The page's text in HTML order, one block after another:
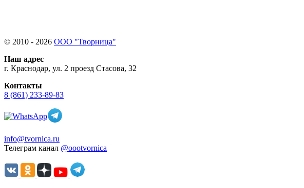
© 2010 - 2026 ООО "Творница"
Наш адрес
г. Краснодар, ул. 2 проезд Стасова, 32
Контакты
8 (861) 233-89-83
info@tvornica.ru
Телеграм канал @oootvornica